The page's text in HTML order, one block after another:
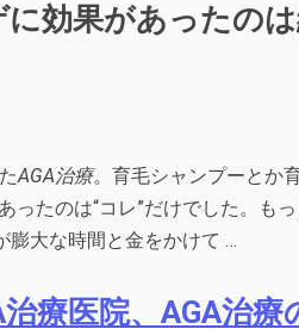
効果があったの
AGA治療。育毛シャンプーとか
ったのは“コレ”だけでした。も
膨大な時間と金をかけて …
療医院、AGA治療